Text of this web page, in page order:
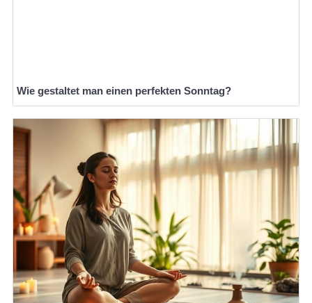
Wie gestaltet man einen perfekten Sonntag?